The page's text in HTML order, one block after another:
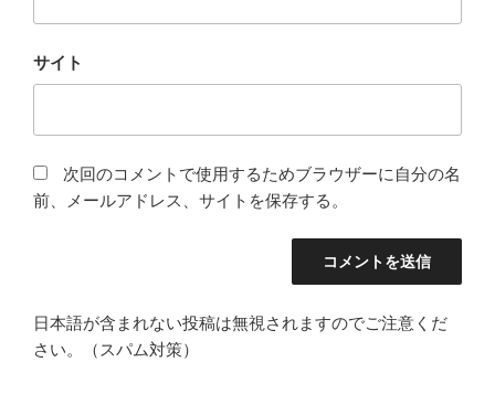
サイト
次回のコメントで使用するためブラウザーに自分の名
前、メールアドレス、サイトを保存する。
日本語が含まれない投稿は無視されますのでご注意くだ
さい。（スパム対策）